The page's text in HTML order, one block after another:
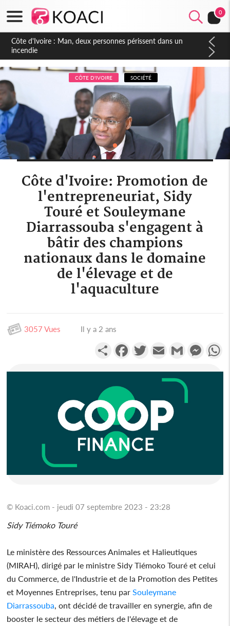
0
Côte d'Ivoire : Séileu, la célébration de la fête nationale
transformée en vaste campagne contre les produits
dépigmentants dangereux
CÔTE D'IVOIRE SOCIÉTÉ
Côte d'Ivoire: Promotion de
l'entrepreneuriat, Sidy
Touré et Souleymane
Diarrassouba s'engagent à
bâtir des champions
nationaux dans le domaine
de l'élevage et de
l'aquaculture
3057 Vues Il y a 2 ans
PartagerFacebookTwitterEmail Gmail
© Koaci.com - jeudi 07 septembre 2023 - 23:28
Sidy Tiémoko Touré
Le ministère des Ressources Animales et Halieutiques
(MIRAH), dirigé par le ministre Sidy Tiémoko Touré et celui
du Commerce, de l'Industrie et de la Promotion des Petites
et Moyennes Entreprises, tenu par Souleymane
Diarrassouba , ont décidé de travailler en synergie, afin de
booster le secteur des métiers de l'élevage et de